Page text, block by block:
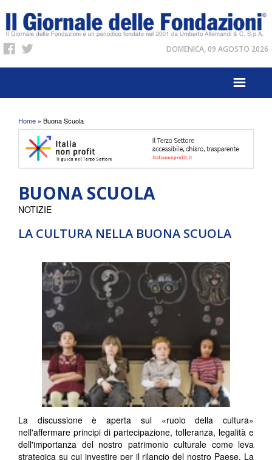
DOMENICA, 09 AGOSTO 2026
Tu sei qui
Home » Buona Scuola
BUONA SCUOLA
LA CULTURA NELLA BUONA SCUOLA
NOTIZIE
La discussione è aperta sul «ruolo della cultura»
nell'affermare principi di partecipazione, tolleranza, legalità e
dell'importanza del nostro patrimonio culturale come leva
strategica su cui investire per il rilancio del nostro Paese. La